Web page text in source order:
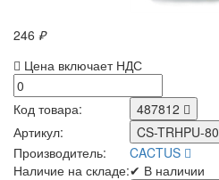
246 ₽
Цена включает НДС
Код товара:
487812
Артикул:
CS-TRHPU-80
Производитель:
CACTUS
Наличие на складе:✔ В наличии